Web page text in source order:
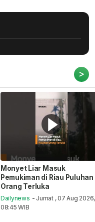
>
Monyet Liar Masuk
Pemukiman di Riau Puluhan
Orang Terluka
Dailynews - Jumat , 07 Aug 2026,
08:45 WIB